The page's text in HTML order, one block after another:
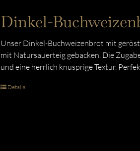
Dinkel-
Unser Dinkel-Buchweizenbrot mit
mit Natursauerteig gebacken. Die
und eine herrlich knusprige Textur.
Details